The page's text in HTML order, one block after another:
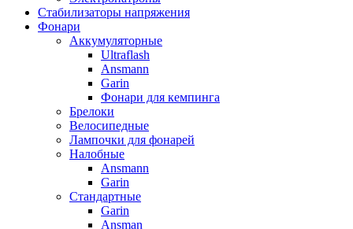
Стабилизаторы напряжения
Фонари
Аккумуляторные
Ultraflash
Ansmann
Garin
Фонари для кемпинга
Брелоки
Велосипедные
Лампочки для фонарей
Налобные
Ansmann
Garin
Стандартные
Garin
Ansman